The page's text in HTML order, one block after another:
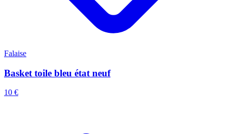
Falaise
Basket toile bleu état neuf
10 €